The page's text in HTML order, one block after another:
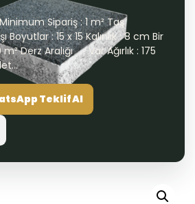
Sipariş : 1 m² Taş
Boyutlar : 15 x 15 Kalınlık : 8 cm Bir
Derz Aralığı : Var Ağırlık : 175
Teklif Al